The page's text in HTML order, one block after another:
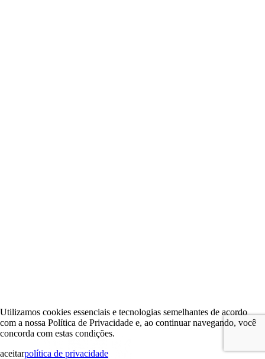
Utilizamos cookies essenciais e tecnologias semelhantes de acordo
com a nossa Política de Privacidade e, ao continuar navegando, você
concorda com estas condições.
aceitarpolítica de privacidade